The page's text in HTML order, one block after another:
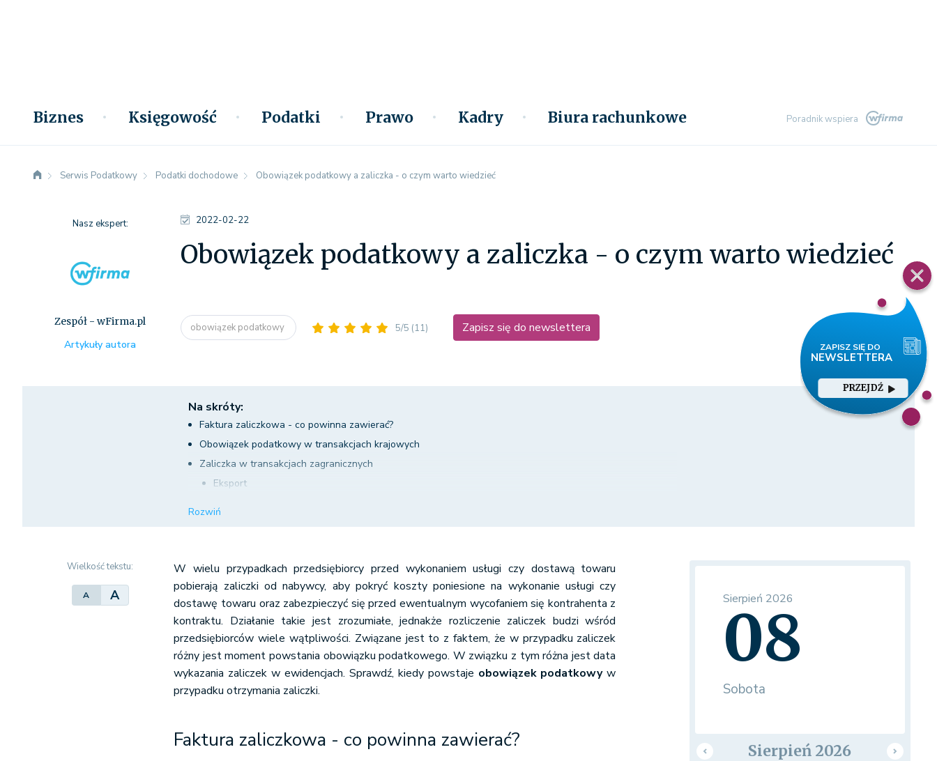
Biznes Księgowość Podatki Prawo Kadry Biura rachunkowe Poradnik wspiera
PRZEJDŹ
Serwis Podatkowy Podatki dochodowe Obowiązek podatkowy a zaliczka - o czym warto wiedzieć
2022-02-22
Obowiązek podatkowy a zaliczka - o czym warto wiedzieć
obowiązek podatkowy 5/5 (11) Zapisz się do newslettera
Nasz ekspert:
Zespół - wFirma.pl
Artykuły autora
Na skróty:
Faktura zaliczkowa - co powinna zawierać?
Obowiązek podatkowy w transakcjach krajowych
Zaliczka w transakcjach zagranicznych
Eksport
Wewnątrzwspólnotowe nabycie towarów
Podsumowanie
Rozwiń
Wielkość tekstu:
A A
W wielu przypadkach przedsiębiorcy przed wykonaniem usługi czy dostawą towaru
pobierają zaliczki od nabywcy, aby pokryć koszty poniesione na wykonanie usługi czy
dostawę towaru oraz zabezpieczyć się przed ewentualnym wycofaniem się kontrahenta z
kontraktu. Działanie takie jest zrozumiałe, jednakże rozliczenie zaliczek budzi wśród
przedsiębiorców wiele wątpliwości. Związane jest to z faktem, że w przypadku zaliczek
różny jest moment powstania obowiązku podatkowego. W związku z tym różna jest data
wykazania zaliczek w ewidencjach. Sprawdź, kiedy powstaje obowiązek podatkowyw
przypadku otrzymania zaliczki.
Faktura zaliczkowa - co powinna zawierać?
Sierpień 2026
08
Sobota
Sierpień 2026